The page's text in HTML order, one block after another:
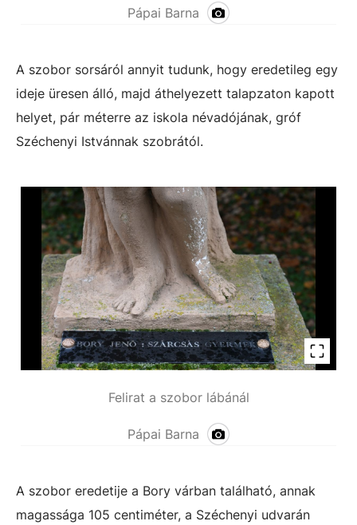
Pápai Barna
A szobor sorsáról annyit tudunk, hogy eredetileg egy
ideje üresen álló, majd áthelyezett talapzaton kapott
helyet, pár méterre az iskola névadójának, gróf
Széchenyi Istvánnak szobrától.
Felirat a szobor lábánál
Pápai Barna
A szobor eredetije a Bory várban található, annak
magassága 105 centiméter, a Széchenyi udvarán